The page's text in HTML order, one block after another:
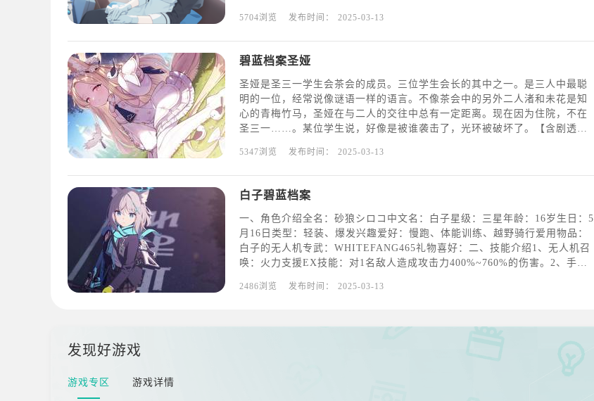
斗的优秀特工。虽然迄今为止她都是单独
5704浏览 发布时间： 2025-03-13
碧蓝档案圣娅
圣娅是圣三一学生会茶会的成员。三位学生会长的其中之一。是三人中最聪
明的一位，经常说像谜语一样的语言。不像茶会中的另外二人渚和未花是知
心的青梅竹马，圣娅在与二人的交往中总有一定距离。现在因为住院，不在
圣三一……。某位学生说，好像是被谁袭击了，光环被破坏了。【含剧透要
里并与其进行对话，所以拥有的是梦中限定的时光穿梭能力吧。所谓“光环被
毁
5347浏览 发布时间： 2025-03-13
白子碧蓝档案
一、角色介绍全名：砂狼シロコ中文名：白子星级：三星年龄：16岁生日：5
月16日类型：轻装、爆发兴趣爱好：慢跑、体能训练、越野骑行爱用物品：
白子的无人机专武：WHITEFANG465礼物喜好：二、技能介绍1、无人机召
唤：火力支援EX技能：对1名敌人造成攻击力400%~760%的伤害。2、手榴
害。3、精准被动技能：暴击率增加10
2486浏览 发布时间： 2025-03-13
发现好游戏
游戏专区 游戏详情